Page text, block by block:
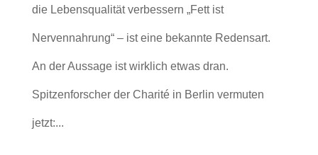
die Lebensqualität verbessern „Fett ist
Nervennahrung“ – ist eine bekannte Redensart.
An der Aussage ist wirklich etwas dran.
Spitzenforscher der Charité in Berlin vermuten
jetzt:...